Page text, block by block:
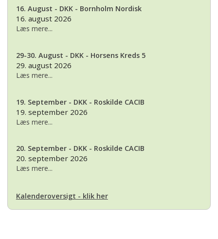
16. August - DKK - Bornholm Nordisk
16. august 2026
Læs mere...
29-30. August - DKK - Horsens Kreds 5
29. august 2026
Læs mere...
19. September - DKK - Roskilde CACIB
19. september 2026
Læs mere...
20. September - DKK - Roskilde CACIB
20. september 2026
Læs mere...
Kalenderoversigt - klik her